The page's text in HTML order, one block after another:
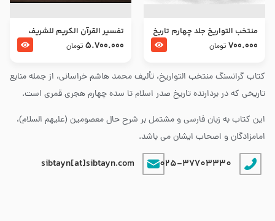
کتاب گرانسنگ منتخب التواريخ، تألیف محمد هاشم خراسانی، از جمله منابع
تاریخی که در بردارنده تاریخ صدر اسلام تا سده چهارم هجری قمری است.
این کتاب به زبان فارسی و مشتمل بر شرح حال معصومین (علیهم السلام)،
امامزادگان و اصحاب ایشان می باشد.
025-37703330
sibtayn[at]sibtayn.com
منتخب التواریخ جلد چهارم تاریخ
امام زین العابدین و امام محمد
700.000 تومان
تفسير القرآن الكريم للشريف
المرتضي قدس سرّه
5.700.000 تومان